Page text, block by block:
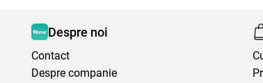
Despre noi
Contact
Despre companie